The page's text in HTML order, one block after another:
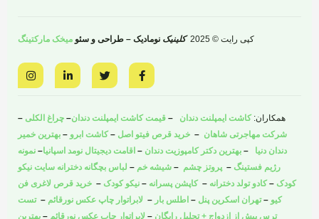
کپی رایت © 2025 کلینیک نومادیک – طراحی و سئو میخک مارکتینگ
a
c
o
o
k
-
w
i
e
r
i
n
d
-
n
n
s
g
r
a
m
همکاران: کاشت ایمپلنت دندان – قیمت کاشت ایمپلنت دندان– چراغ الکلی –
شرکت مهاجرتی شاهان – خرید قرص فیتو اصل –کاشت ابرو – بهترین خمیر
دندان دنیا – بهترین دکتر کامپوزیت دندان – اقامت دیجیتال نومد اسپانیا– نمونه
رژیم فستینگ – پروتز چشم – شیشه خم – لباس بچگانه دخترانه سایت نیکو
کودک –کادو تولد دخترانه –کاپشن پسرانه – نیکو کودک – خرید قرص لاغری فن
کیو –تهران اسکرین پنل – اطلس بار – لابراتوار چاپ عکس نورقائم –تست
ترس پیش از ازدواج + تحلیل رایگان – لابراتوار چاپ عکس نورقائم – بهترین